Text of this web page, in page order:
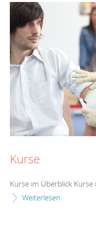
Kurse
Kurse im Überblick Kurse
Weiterlesen